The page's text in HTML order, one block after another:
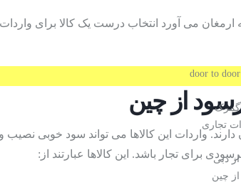
گمرک
تجاری
دبی
چین
ارمغان می آورد انتخاب درست یک کالا برای
از چین
دارند.واردات این کالاها می تواند سود خوبی نصیب
برای تجار باشد. این کالاها عبارتند از: